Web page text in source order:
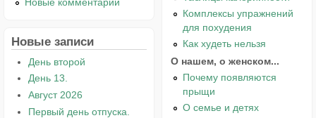
Новые записи
День второй
День 13.
Август 2026
Первый день отпуска.
Комплексы упражнений
для похудения
Как худеть нельзя
О нашем, о женском...
Почему появляются
прыщи
О семье и детях